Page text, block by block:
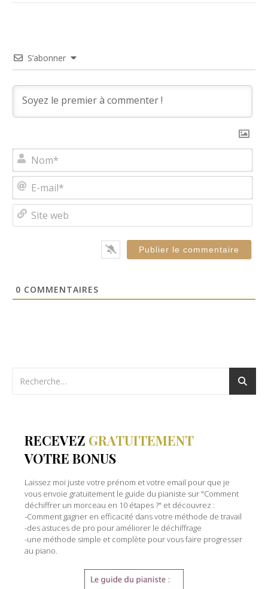
S’abonner
0 COMMENTAIRES
RECEVEZ GRATUITEMENT
VOTRE BONUS
Laissez moi juste votre prénom et votre email pour que je
vous envoie gratuitement le guide du pianiste sur "Comment
déchiffrer un morceau en 10 étapes ?" et découvrez :
-Comment gagner en efficacité dans votre méthode de travail
-des astuces de pro pour améliorer le déchiffrage
-une méthode simple et complète pour vous faire progresser
au piano.